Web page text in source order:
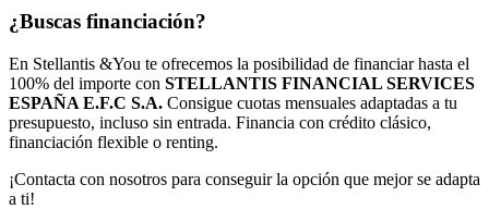
¿Buscas financiación?
En Stellantis &You te ofrecemos la posibilidad de financiar hasta el
100% del importe con STELLANTIS FINANCIAL SERVICES
ESPAÑA E.F.C S.A. Consigue cuotas mensuales adaptadas a tu
presupuesto, incluso sin entrada. Financia con crédito clásico,
financiación flexible o renting.
¡Contacta con nosotros para conseguir la opción que mejor se adapta
a ti!